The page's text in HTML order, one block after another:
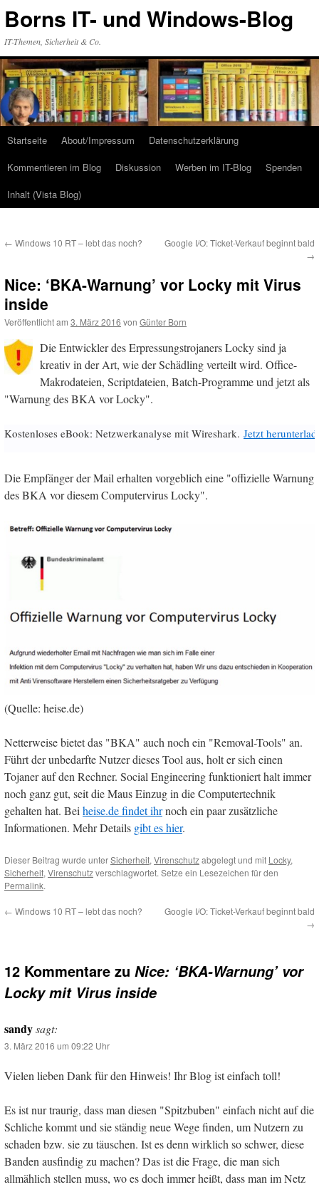
Inhalt
Borns IT- und Windows-Blog
IT-Themen, Sicherheit & Co.
Startseite About/Impressum
Datenschutzerklärung
Kommentieren im Blog
Diskussion Werben im IT-Blog
Spenden
Inhalt (Vista Blog)
← Windows 10 RT – lebt das noch?
Google I/O: Ticket-Verkauf beginnt bald
→
Nice: ‘BKA-Warnung’ vor Locky mit Virus
inside
Veröffentlicht am 3. März 2016 von Günter Born
Die Entwickler des Erpressungstrojaners Locky sind ja
kreativ in der Art, wie der Schädling verteilt wird. Office-
Makrodateien, Scriptdateien, Batch-Programme und jetzt als
"Warnung des BKA vor Locky".
Kostenloses eBook: Netzwerkanalyse mit Wireshark. Jetzt
Die Empfänger der Mail erhalten vorgeblich eine "offizielle Warnung
des BKA vor diesem Computervirus Locky".
(Quelle: heise.de)
Netterweise bietet das "BKA" auch noch ein "Removal-Tools" an.
Führt der unbedarfte Nutzer dieses Tool aus, holt er sich einen
Tojaner auf den Rechner. Social Engineering funktioniert halt immer
noch ganz gut, seit die Maus Einzug in die Computertechnik
gehalten hat. Beiheise.de findet ihrnoch ein paar zusätzliche
Informationen. Mehr Details gibt es hier.
Dieser Beitrag wurde unterSicherheit, Virenschutzabgelegt und mit Locky,
Sicherheit, Virenschutzverschlagwortet. Setze ein Lesezeichen für den
Permalink.
← Windows 10 RT – lebt das noch?
Google I/O: Ticket-Verkauf beginnt bald
→
12 Kommentare zu Nice: ‘BKA-Warnung’ vor
Locky mit Virus inside
sandysagt:
3. März 2016 um 09:22 Uhr
Vielen lieben Dank für den Hinweis! Ihr Blog ist einfach toll!
Es ist nur traurig, dass man diesen "Spitzbuben" einfach nicht auf die
Schliche kommt und sie ständig neue Wege finden, um Nutzern zu
schaden bzw. sie zu täuschen. Ist es denn wirklich so schwer, diese
Banden ausfindig zu machen? Das ist die Frage, die man sich
allmählich stellen muss, wo es doch immer heißt, dass man im Netz